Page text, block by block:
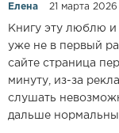
Елена 21 марта
Книгу эту люблю
уже не в первый
сайте страница
минуту, из-за
слушать
дальше